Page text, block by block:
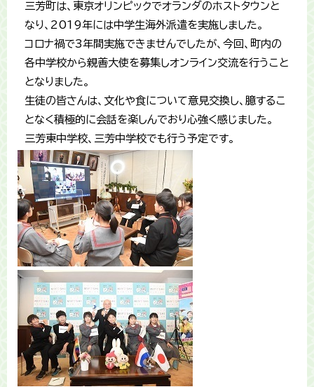
三芳町は、東京オリンピックでオランダのホストタウンと
なり、2019年には中学生海外派遣を実施しました。
コロナ禍で3年間実施できませんでしたが、今回、町内の
各中学校から親善大使を募集しオンライン交流を行うこと
となりました。
生徒の皆さんは、文化や食について意見交換し、臆するこ
となく積極的に会話を楽しんでおり心強く感じました。
三芳東中学校、三芳中学校でも行う予定です。